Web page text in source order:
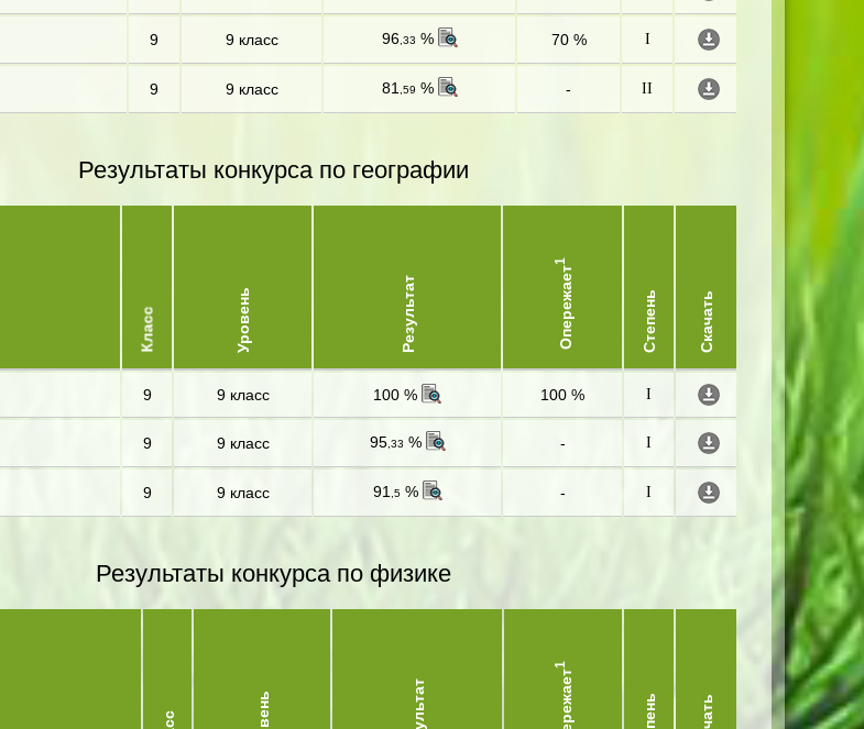
9 9 класс 96,33 % 70 % I
9 9 класс 81 ,59 % - II
Результаты конкурса по географии
Класс Уровень Результат Опережает
1
Степень Скачать
9 9 класс 100 % 100 % I
9 9 класс 95,33 % - I
9 9 класс 91 ,5% - I
Результаты конкурса по физике
Опережает
1